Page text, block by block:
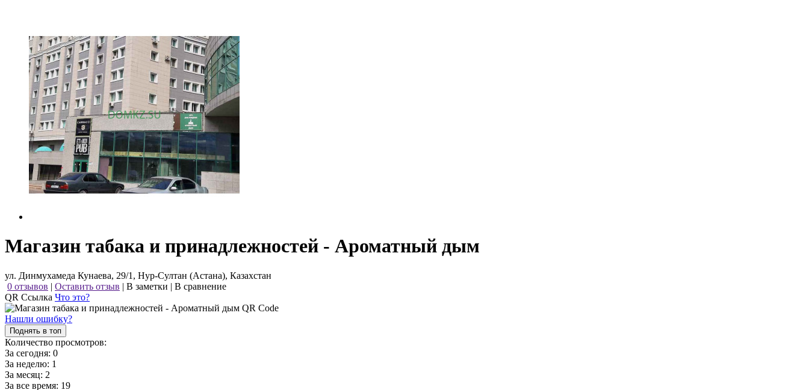
Магазин табака и принадлежностей - Ароматный дым
ул. Динмухамеда Кунаева, 29/1, Нур-Султан (Астана), Казахстан
0 отзывов | Оставить отзыв | В заметки | В сравнение
QR Ссылка Что это?
Нашли ошибку?
Поднять в топ
Количество просмотров:
За сегодня: 0
За неделю: 1
За месяц: 2
За все время: 19